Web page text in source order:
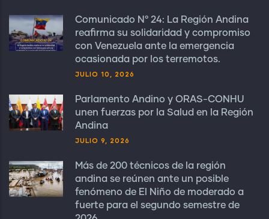
Comunicado N° 24: La Región Andina
reafirma su solidaridad y compromiso
con Venezuela ante la emergencia
ocasionada por los terremotos.
JULIO 10, 2026
Parlamento Andino y ORAS-CONHU
unen fuerzas por la Salud en la Región
Andina
JULIO 9, 2026
Más de 200 técnicos de la región
andina se reúnen ante un posible
fenómeno de El Niño de moderado a
fuerte para el segundo semestre de